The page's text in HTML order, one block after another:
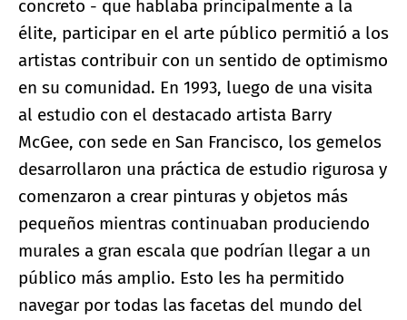
concreto - que hablaba principalmente a la
élite, participar en el arte público permitió a los
artistas contribuir con un sentido de optimismo
en su comunidad. En 1993, luego de una visita
al estudio con el destacado artista Barry
McGee, con sede en San Francisco, los gemelos
desarrollaron una práctica de estudio rigurosa y
comenzaron a crear pinturas y objetos más
pequeños mientras continuaban produciendo
murales a gran escala que podrían llegar a un
público más amplio. Esto les ha permitido
navegar por todas las facetas del mundo del